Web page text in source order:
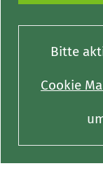
Bitte
Cookie